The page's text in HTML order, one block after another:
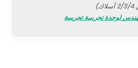
لوحدة تجريبية تجريبية